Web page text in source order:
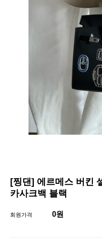
[찡댄] 에르메스 버킨
카사크백 블랙
회원가격 0원